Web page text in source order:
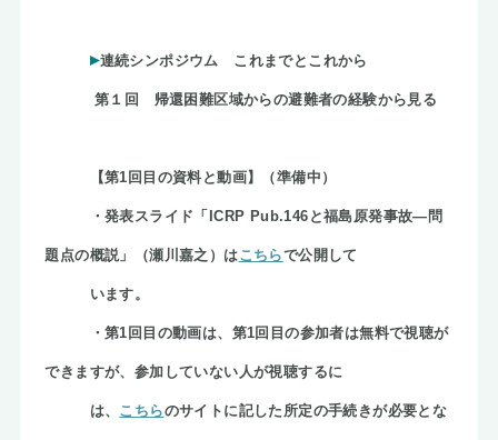
連続シンポジウム これまでとこれから
第１回 帰還困難区域からの避難者の経験から見る
【第1回目の資料と動画】（準備中）
・発表スライド「ICRP Pub.146と福島原発事故―問
題点の概説」（瀬川嘉之）はこちらで公開して
います。
・第1回目の動画は、第1回目の参加者は無料で視聴が
できますが、参加していない人が視聴するに
は、 こちらのサイトに記した所定の手続きが必要とな